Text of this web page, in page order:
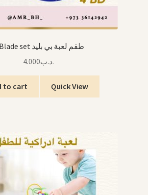
B Blade set طقم لعبة بي بليد
.د.ب4.000
to cart Quick View